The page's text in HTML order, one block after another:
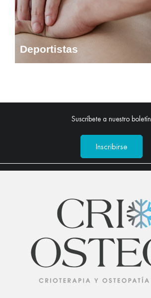
Deportistas
Suscríbete a nuestro boletín
Inscribirse